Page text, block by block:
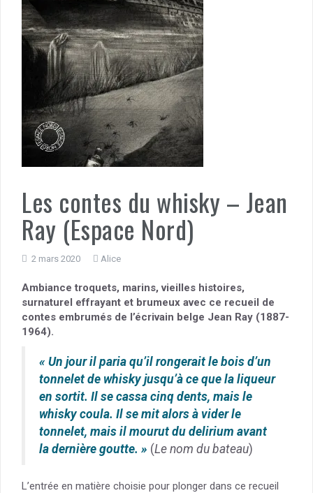
Les contes du whisky – Jean
Ray (Espace Nord)
2 mars 2020 Alice
Ambiance troquets, marins, vieilles histoires,
surnaturel effrayant et brumeux avec ce recueil de
contes embrumés de l’écrivain belge Jean Ray (1887-
1964).
« Un jour il paria qu’il rongerait le bois d’un
tonnelet de whisky jusqu’à ce que la liqueur
en sortit. Il se cassa cinq dents, mais le
whisky coula. Il se mit alors à vider le
tonnelet, mais il mourut du delirium avant
la dernière goutte. » (Le nom du bateau)
L’entrée en matière choisie pour plonger dans ce recueil